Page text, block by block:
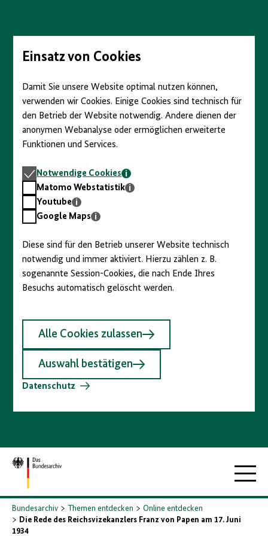
Seiteninhalt
springenEinsatz von Cookies
Damit Sie unsere Website optimal nutzen können,
verwenden wir Cookies. Einige Cookies sind technisch für
den Betrieb der Website notwendig. Andere dienen der
anonymen Webanalyse oder ermöglichen erweiterte
Funktionen und Services.
Notwendige
Cookies
Notwendige Cookies
Matomo
Webstatistik
Matomo Webstatistik
Youtube
Youtube
GoogleGoogle Maps
Diese sind für den Betrieb unserer Website technisch
notwendig und immer aktiviert. Hierzu zählen z. B.
sogenannte Session-Cookies, die nach Ende Ihres
Besuchs automatisch gelöscht werden.
Alle Cookies zulassen
Auswahl bestätigen
Datenschutz
Zur
Startseite
Bundesarchiv Themen entdecken
Online entdecken
Die Rede des Reichsvizekanzlers Franz von Papen am 17. Juni
1934